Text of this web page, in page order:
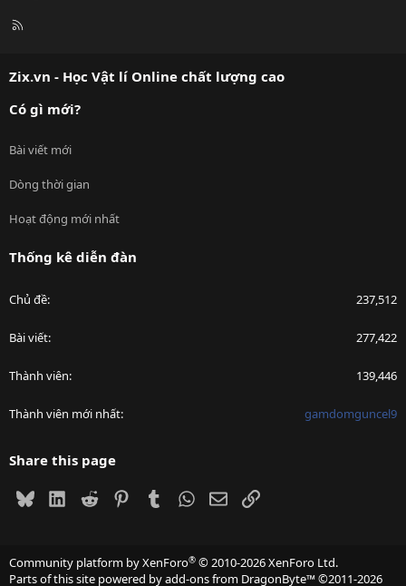
R
Zix.vn - Học Vật lí Online chất lượng cao
Có gì mới?
Bài viết mới
Dòng thời gian
Hoạt động mới nhất
Thống kê diễn đàn
Chủ đề 237,512
Bài viết 277,422
Thành viên 139,446
Thành viên mới nhất gamdomguncel9
Share this page
BlueskyLinkedIn
Reddit PinterestTumblrWhatsApp
EmailLink
Community platform by XenForo® © 2010-2026 XenForo Ltd.
Parts of this site powered byadd-ons from DragonByte™©2011-2026